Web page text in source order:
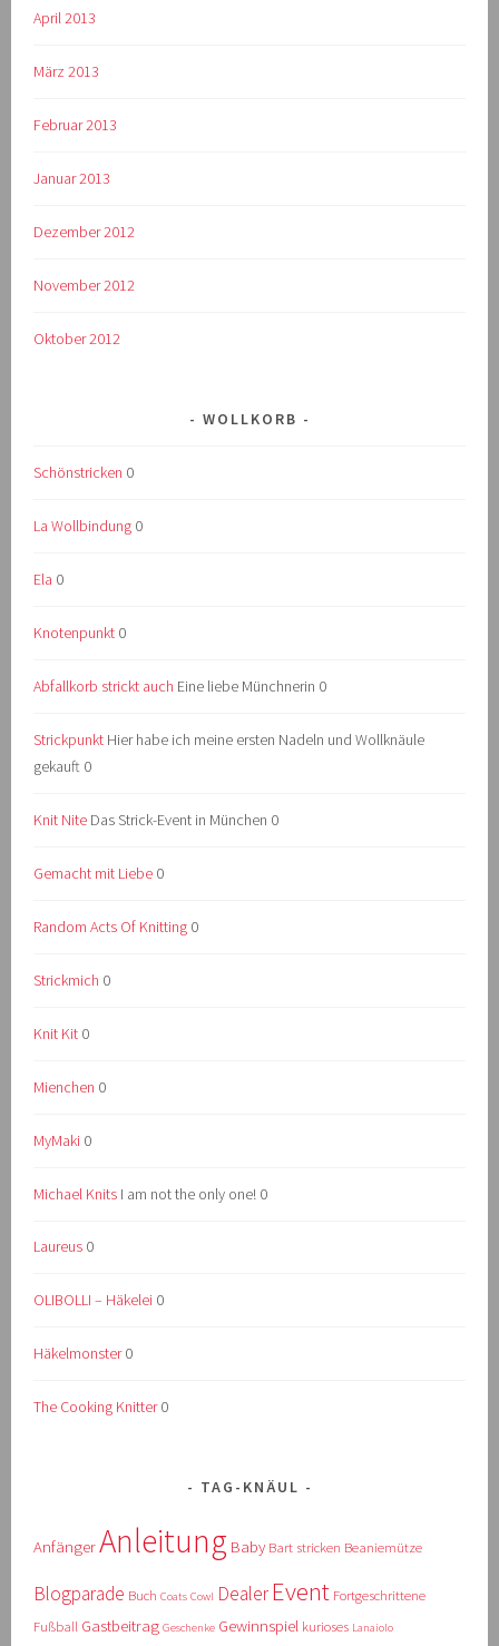
April 2013
März 2013
Februar 2013
Januar 2013
Dezember 2012
November 2012
Oktober 2012
WOLLKORB
Schönstricken 0
La Wollbindung 0
Ela 0
Knotenpunkt 0
Abfallkorb strickt auch Eine liebe Münchnerin 0
Strickpunkt Hier habe ich meine ersten Nadeln und Wollknäule
gekauft 0
Knit Nite Das Strick-Event in München 0
Gemacht mit Liebe 0
Random Acts Of Knitting 0
Strickmich 0
Knit Kit 0
Mienchen 0
MyMaki 0
Michael Knits I am not the only one! 0
Laureus 0
OLIBOLLI – Häkelei 0
Häkelmonster0
The Cooking Knitter0
TAG-KNÄUL
AnfängerAnleitung Baby Bart stricken Beaniemütze
Blogparade Buch Coats Cowl DealerEvent Fortgeschrittene
Fußball Gastbeitrag Geschenke Gewinnspiel kurioses Lanaiolo